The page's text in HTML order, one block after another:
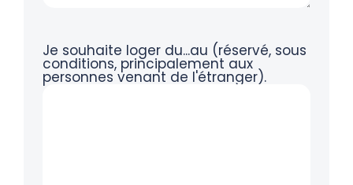
Je souhaite loger du...au (réservé, sous
conditions, principalement aux
personnes venant de l'étranger).